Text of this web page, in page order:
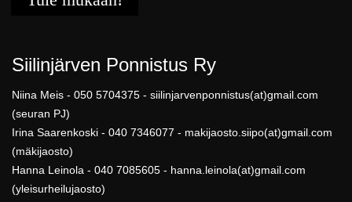
Siilinjärven Ponnistus Ry
Niina Meis - 050 5704375 - siilinjarvenponnistus(at)gmail.com
(seuran PJ)
Irina Saarenkoski - 040 7346077 - makijaosto.siipo(at)gmail.com
(mäkijaosto)
Hanna Leinola - 040 7085605 - hanna.leinola(at)gmail.com
(yleisurheilujaosto)